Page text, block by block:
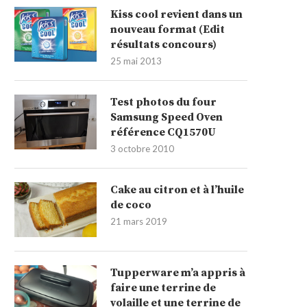
Kiss cool revient dans un
nouveau format (Edit
résultats concours)
25 mai 2013
Test photos du four
Samsung Speed Oven
référence CQ1570U
3 octobre 2010
Cake au citron et à l’huile
de coco
21 mars 2019
Tupperware m’a appris à
faire une terrine de
volaille et une terrine de